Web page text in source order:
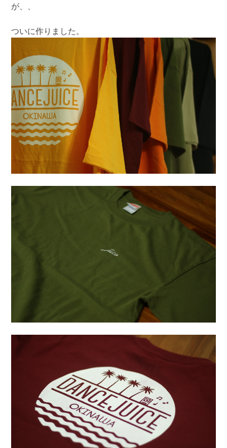
が、、
ついに作りました。